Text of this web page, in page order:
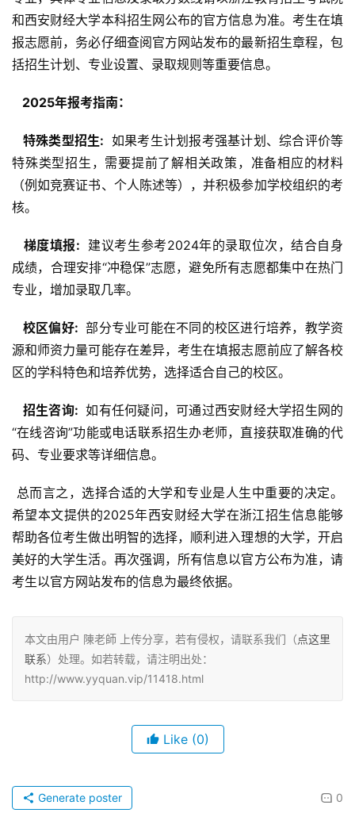
和西安财经大学本科招生网公布的官方信息为准。考生在填
报志愿前，务必仔细查阅官方网站发布的最新招生章程，包
括招生计划、专业设置、录取规则等重要信息。
  2025年报考指南：
  特殊类型招生:
如果考生计划报考强基计划、综合评价等
特殊类型招生，需要提前了解相关政策，准备相应的材料
（例如竞赛证书、个人陈述等），并积极参加学校组织的考
核。
  梯度填报:
建议考生参考2024年的录取位次，结合自身
成绩，合理安排“冲稳保”志愿，避免所有志愿都集中在热门
专业，增加录取几率。
  校区偏好:
部分专业可能在不同的校区进行培养，教学资
源和师资力量可能存在差异，考生在填报志愿前应了解各校
区的学科特色和培养优势，选择适合自己的校区。
  招生咨询:
如有任何疑问，可通过西安财经大学招生网的
“在线咨询”功能或电话联系招生办老师，直接获取准确的代
码、专业要求等详细信息。
希望本文提供的2025年西安财经大学在浙江招生信息能够
帮助各位考生做出明智的选择，顺利进入理想的大学，开启
美好的大学生活。再次强调，所有信息以官方公布为准，请
考生以官方网站发布的信息为最终依据。
本文由用户 陳老師 上传分享，若有侵权，请联系我们（点这里
联系）处理。如若转载，请注明出处：
http://www.yyquan.vip/11418.html
Like (0)
0
Generate poster